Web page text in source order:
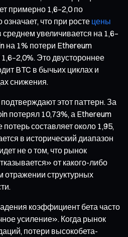
примерно 1,6–2,0 по
что при росте цены
среднем увеличивается на 1,6–
на 1% потери Ethereum
Это двустороннее
BTC в бычьих циклах и
снижения.
этот паттерн. За
потерял 10,73%, а Ethereum
составляет около 1,95,
в исторический диапазон
не о том, что рынок
от какого-либо
отражении структурных
коэффициент бета часто
усиление». Когда рынок
потери высокобета-